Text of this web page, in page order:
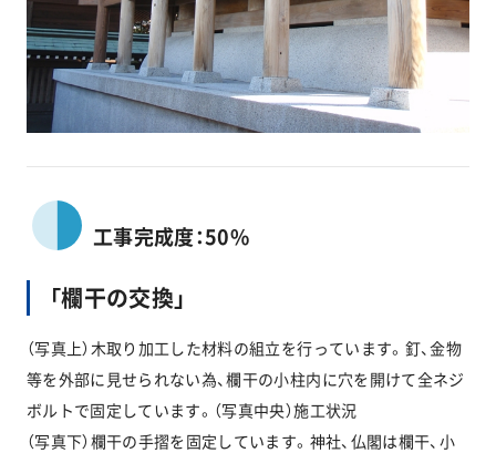
工事完成度：50%
「欄干の交換」
（写真上）木取り加工した材料の組立を行っています。釘、金物
等を外部に見せられない為、欄干の小柱内に穴を開けて全ネジ
ボルトで固定しています。（写真中央）施工状況
（写真下）欄干の手摺を固定しています。神社、仏閣は欄干、小